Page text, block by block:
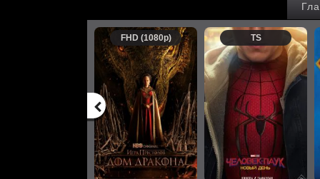
FHD (1080p) TS